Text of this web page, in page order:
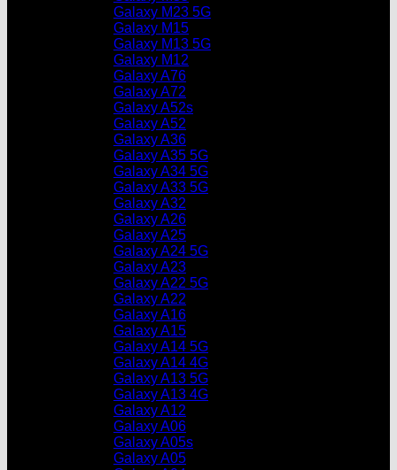
Galaxy M23 5G
Galaxy M15
Galaxy M13 5G
Galaxy M12
Galaxy A76
Galaxy A72
Galaxy A52s
Galaxy A52
Galaxy A36
Galaxy A35 5G
Galaxy A34 5G
Galaxy A33 5G
Galaxy A32
Galaxy A26
Galaxy A25
Galaxy A24 5G
Galaxy A23
Galaxy A22 5G
Galaxy A22
Galaxy A16
Galaxy A15
Galaxy A14 5G
Galaxy A14 4G
Galaxy A13 5G
Galaxy A13 4G
Galaxy A12
Galaxy A06
Galaxy A05s
Galaxy A05